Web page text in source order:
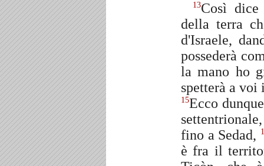
13Così
della terra
d'Israele,
possederà
la mano ho
spetterà a voi
15Ecco
fino a Sedad,
è fra il